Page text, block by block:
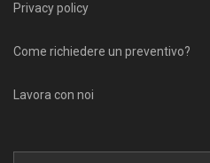
Privacy policy
Come richiedere un preventivo?
Lavora con noi